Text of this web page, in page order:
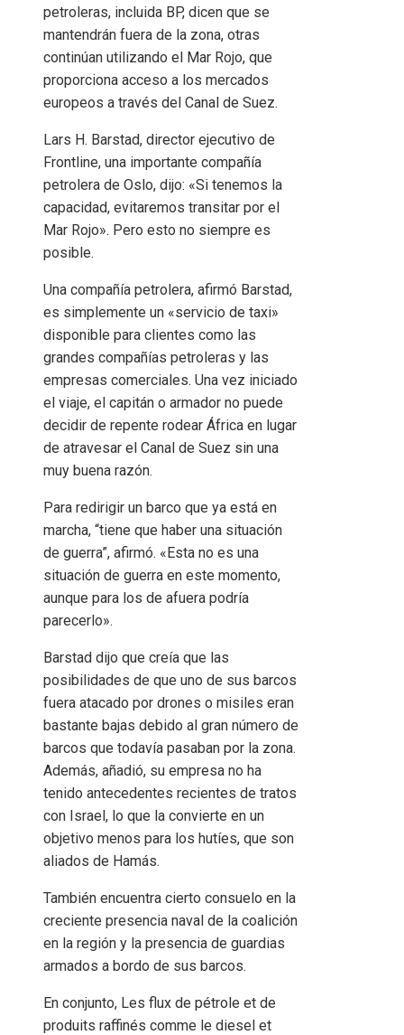
petroleras, incluida BP, dicen que se
mantendrán fuera de la zona, otras
continúan utilizando el Mar Rojo, que
proporciona acceso a los mercados
europeos a través del Canal de Suez.
Lars H. Barstad, director ejecutivo de
Frontline, una importante compañía
petrolera de Oslo, dijo: «Si tenemos la
capacidad, evitaremos transitar por el
Mar Rojo». Pero esto no siempre es
posible.
Una compañía petrolera, afirmó Barstad,
es simplemente un «servicio de taxi»
disponible para clientes como las
grandes compañías petroleras y las
empresas comerciales. Una vez iniciado
el viaje, el capitán o armador no puede
decidir de repente rodear África en lugar
de atravesar el Canal de Suez sin una
muy buena razón.
Para redirigir un barco que ya está en
marcha, “tiene que haber una situación
de guerra”, afirmó. «Esta no es una
situación de guerra en este momento,
aunque para los de afuera podría
parecerlo».
Barstad dijo que creía que las
posibilidades de que uno de sus barcos
fuera atacado por drones o misiles eran
bastante bajas debido al gran número de
barcos que todavía pasaban por la zona.
Además, añadió, su empresa no ha
tenido antecedentes recientes de tratos
con Israel, lo que la convierte en un
objetivo menos para los hutíes, que son
aliados de Hamás.
También encuentra cierto consuelo en la
creciente presencia naval de la coalición
en la región y la presencia de guardias
armados a bordo de sus barcos.
En conjunto, Les flux de pétrole et de
produits raffinés comme le diesel et